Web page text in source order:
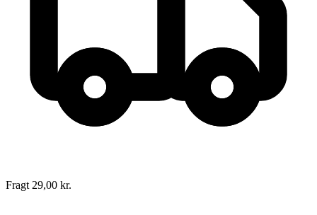
Fragt 29,00 kr.